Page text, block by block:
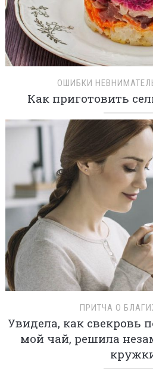
ОШИБКИ
Как приготовить
ПРИТЧА О
Увидела, как свекровь
мой чай, решила